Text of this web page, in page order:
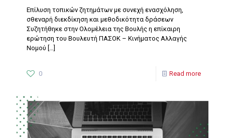
Επίλυση τοπικών ζητημάτων με συνεχή ενασχόληση,
σθεναρή διεκδίκηση και μεθοδικότητα δράσεων
Συζητήθηκε στην Ολομέλεια της Βουλής η επίκαιρη
ερώτηση του Βουλευτή ΠΑΣΟΚ – Κινήματος Αλλαγής
Νομού
0 Read more